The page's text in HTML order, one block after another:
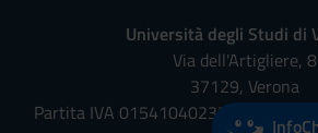
Università degli Studi di
Via dell'Artigliere, 8
37129, Verona
Partita IVA 01541040232 | Codice